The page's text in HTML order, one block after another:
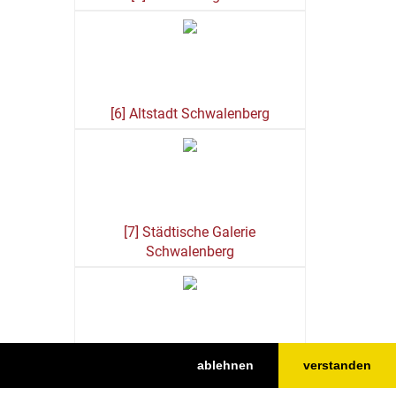
ablehnen verstanden
[6] Altstadt Schwalenberg
[7] Städtische Galerie
Schwalenberg
[8] Robert-Koepke-Haus